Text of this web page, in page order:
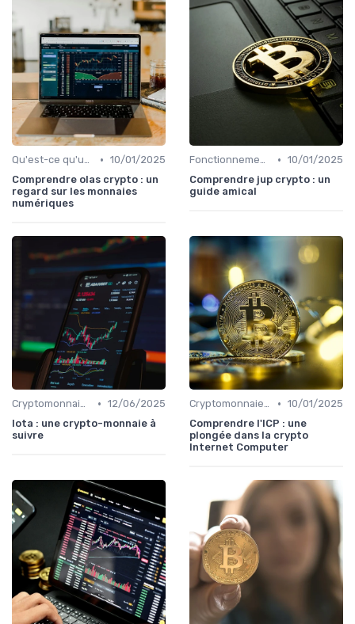
Qu'est-ce qu'une cryptomonnaie? • 10/01/2025
Comprendre olas crypto : un
regard sur les monnaies
numériques
Fonctionnement des cryptomonnaies • 10/01/2025
Comprendre jup crypto : un
guide amical
Cryptomonnaies populaires • 12/06/2025
Iota : une crypto-monnaie à
suivre
Cryptomonnaies populaires • 10/01/2025
Comprendre l'ICP : une
plongée dans la crypto
Internet Computer